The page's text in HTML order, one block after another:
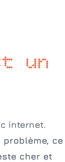
un
internet.
problème, ce
cher et